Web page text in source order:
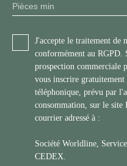
Pièces min
J'accepte le traitement de
conformément au RGPD.
prospection commerciale
vous inscrire
téléphonique, prévu par
consommation, sur le
courrier adressé à :
Société Worldline,
CEDEX.